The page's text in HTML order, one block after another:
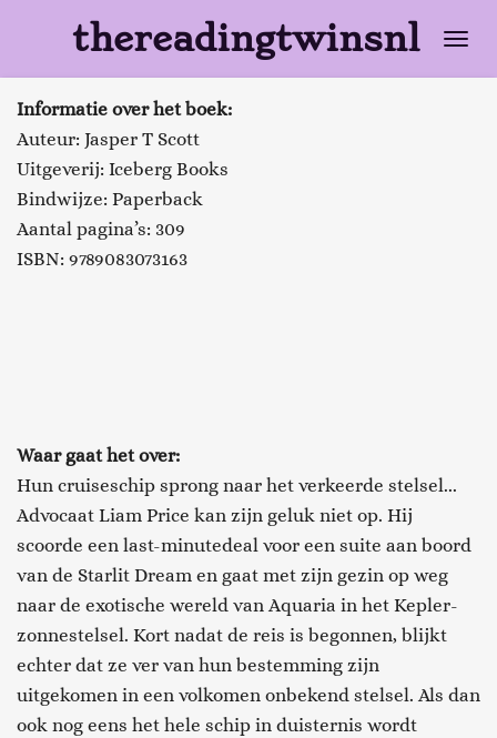
naar
de
hoofdinhoud
thereadingtwinsnl
Informatie over het boek:
Auteur: Jasper T Scott
Uitgeverij: Iceberg Books
Bindwijze: Paperback
Aantal pagina’s: 309
ISBN: 9789083073163
Waar gaat het over:
Hun cruiseschip sprong naar het verkeerde stelsel...
Advocaat Liam Price kan zijn geluk niet op. Hij
scoorde een last-minutedeal voor een suite aan boord
van de Starlit Dream en gaat met zijn gezin op weg
naar de exotische wereld van Aquaria in het Kepler-
zonnestelsel. Kort nadat de reis is begonnen, blijkt
echter dat ze ver van hun bestemming zijn
uitgekomen in een volkomen onbekend stelsel. Als dan
ook nog eens het hele schip in duisternis wordt